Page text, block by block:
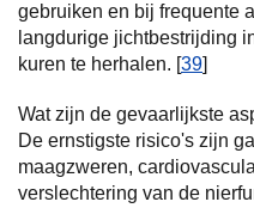
gebruiken en bij frequente
langdurige jichtbestrijding
kuren te herhalen. [39]
Wat zijn de gevaarlijkste
De ernstigste risico's zijn
maagzweren,
verslechtering van de